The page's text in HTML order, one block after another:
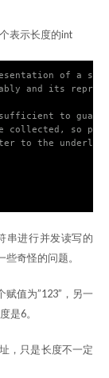
表示长度的int
of a
and its
to
so
to the
串进行并发读写的
奇怪的问题。
值为”123”，另一
是6。
，只是长度不一定